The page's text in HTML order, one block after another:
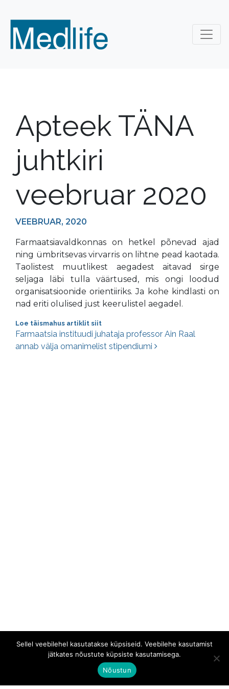
Apteek TÄNA
juhtkiri
veebruar 2020
VEEBRUAR, 2020
Farmaatsiavaldkonnas on hetkel põnevad ajad
ning ümbritsevas virvarris on lihtne pead kaotada.
Taolistest muutlikest aegadest aitavad sirge
seljaga läbi tulla väärtused, mis ongi loodud
organisatsioonide orientiiriks. Ja kohe kindlasti on
nad eriti olulised just keerulistel aegadel.
Loe täismahus artiklit siit
Postituste navigatsioon
Farmaatsia instituudi juhataja professor Ain Raal
annab välja omanimelist stipendiumi
Sellel veebilehel kasutatakse küpsiseid. Veebilehe kasutamist
jätkates nõustute küpsiste kasutamisega.
Nõustun